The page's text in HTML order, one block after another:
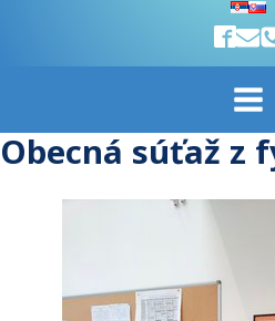
Obecná súťaž z